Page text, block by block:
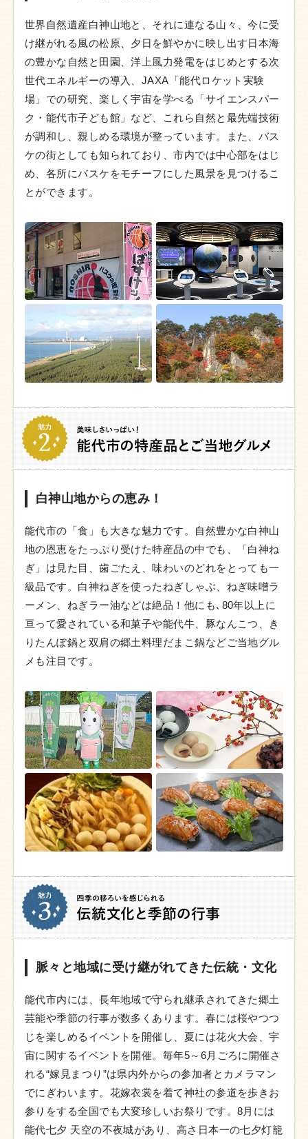
世界自然遺産白神山地と、それに連なる山々、今に受
け継がれる風の松原、夕日を鮮やかに映し出す日本海
の豊かな自然と田園、洋上風力発電をはじめとする次
世代エネルギーの導入、JAXA「能代ロケット実験
場」での研究、楽しく宇宙を学べる「サイエンスパー
ク・能代市子ども館」など、これら自然と最先端技術
が調和し、親しめる環境が整っています。また、バス
ケの街としても知られており、市内では中心部をはじ
め、各所にバスケをモチーフにした風景を見つけるこ
とができます。
白神山地からの恵み！
能代市の「食」も大きな魅力です。自然豊かな白神山
地の恩恵をたっぷり受けた特産品の中でも、「白神ね
ぎ」は見た目、歯ごたえ、味わいのどれをとっても一
級品です。白神ねぎを使ったねぎしゃぶ、ねぎ味噌ラ
ーメン、ねぎラー油などは絶品！他にも､80年以上に
亘って愛されている和菓子や能代牛、豚なんこつ、き
りたんぽ鍋と双肩の郷土料理だまこ鍋などご当地グル
メも注目です。
脈々と地域に受け継がれてきた伝統・文化
能代市内には、長年地域で守られ継承されてきた郷土
芸能や季節の行事が数多くあります。春には桜やつつ
じを楽しめるイベントを開催し、夏には花火大会、宇
宙に関するイベントを開催。毎年5～6月ごろに開催さ
れる“嫁見まつり”は県内外からの参加者とカメラマン
でにぎわいます。花嫁衣裳を着て神社の参道を歩きお
参りをする全国でも大変珍しいお祭りです。8月には
能代七夕 天空の不夜城があり、高さ日本一の七夕灯籠